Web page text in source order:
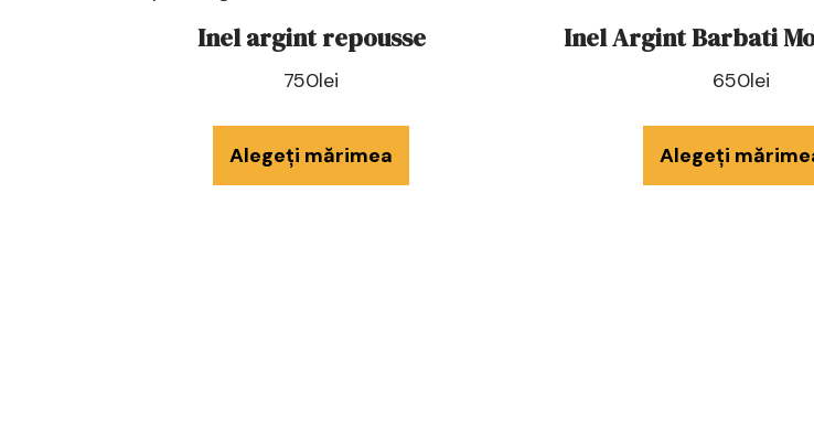
Inel argint repousse
750lei
Alegeți mărimea
Inel Argint Barbati
650lei
Alegeți